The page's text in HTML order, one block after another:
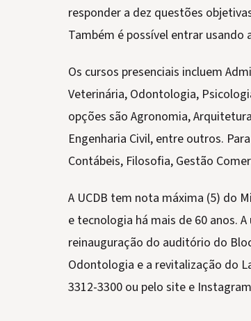
responder a dez questões
Também é possível entrar usando
Os cursos presenciais incluem
Veterinária, Odontologia,
opções são Agronomia,
Engenharia Civil, entre outros.
Contábeis, Filosofia, Gestão
A UCDB tem nota máxima (5) do
e tecnologia há mais de 60 anos.
reinauguração do auditório do
Odontologia e a revitalização do
3312-3300 ou pelo site e